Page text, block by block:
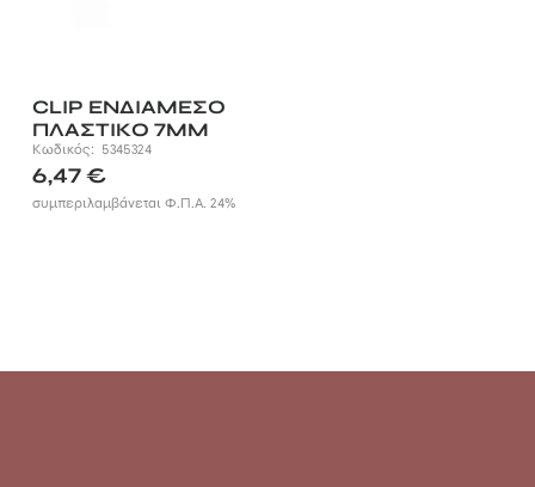
CLIP ΕΝΔΙΑΜΕΣΟ
ΠΛΑΣΤΙΚΟ 7MM
(ΣΥΣΚ.25ΤΕΜ.)
Κωδικός: 5345324
6,47€
συμπεριλαμβάνεται Φ.Π.Α. 24%